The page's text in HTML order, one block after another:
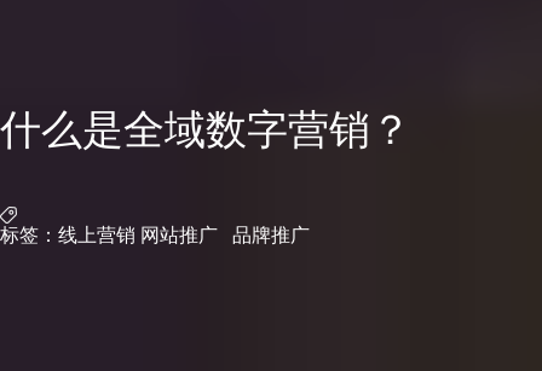
什么是全域数字营销？
标签：线上营销 网站推广 品牌推广